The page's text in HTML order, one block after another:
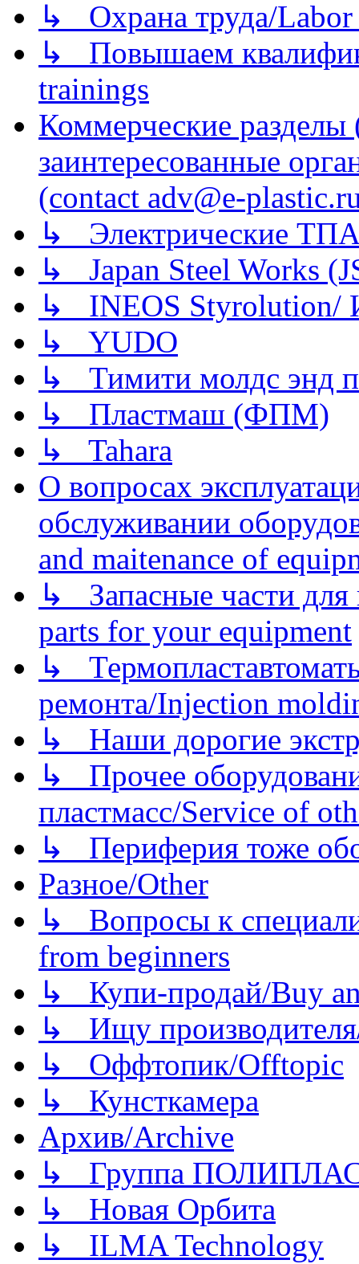
↳ Охрана труда/Labor
↳ Повышаем
trainings
Коммерческие
заинтересованные
(contact adv@e-
↳ Электрические
↳ Japan Steel Works
↳ INEOS
↳ YUDO
↳ Тимити молдс энд
↳ Пластмаш (ФПМ)
↳ Tahara
О вопросах
обслуживании
and maitenance of
↳ Запасные части для
parts for your equipment
↳
ремонта/Injection
↳ Наши дорогие
↳ Прочее
пластмасс/Service of
↳ Периферия тоже
Разное/Other
↳ Вопросы к
from beginners
↳ Купи-продай/Buy
↳ Ищу
↳ Оффтопик/Offtopic
↳ Кунсткамера
Архив/Archive
↳ Группа
↳ Новая Орбита
↳ ILMA Technology